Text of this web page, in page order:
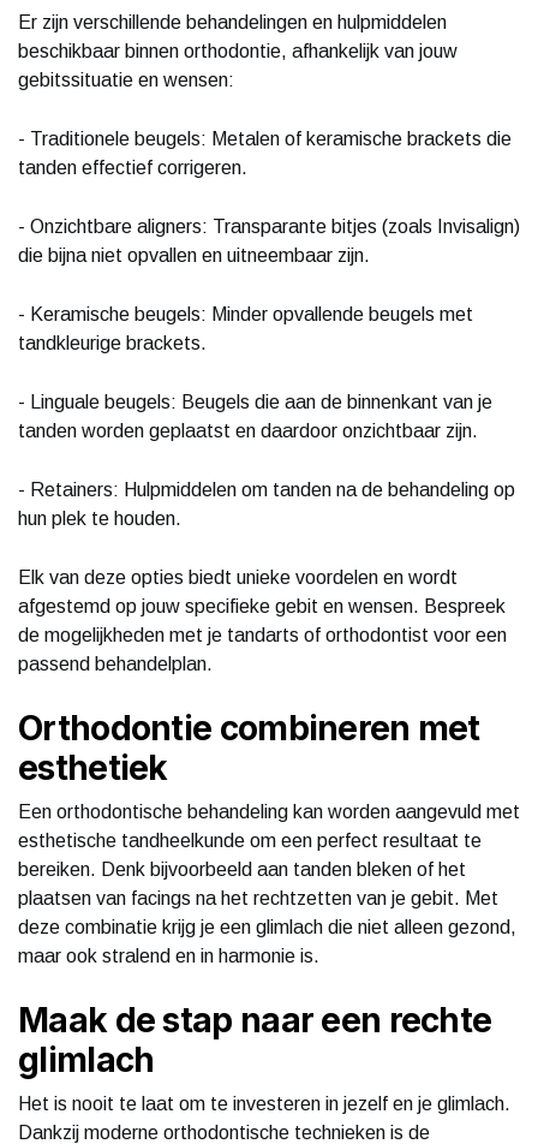
Er zijn verschillende behandelingen en hulpmiddelen
beschikbaar binnen orthodontie, afhankelijk van jouw
gebitssituatie en wensen:
- Traditionele beugels: Metalen of keramische brackets die
tanden effectief corrigeren.
- Onzichtbare aligners: Transparante bitjes (zoals Invisalign)
die bijna niet opvallen en uitneembaar zijn.
- Keramische beugels: Minder opvallende beugels met
tandkleurige brackets.
- Linguale beugels: Beugels die aan de binnenkant van je
tanden worden geplaatst en daardoor onzichtbaar zijn.
- Retainers: Hulpmiddelen om tanden na de behandeling op
hun plek te houden.
Elk van deze opties biedt unieke voordelen en wordt
afgestemd op jouw specifieke gebit en wensen. Bespreek
de mogelijkheden met je tandarts of orthodontist voor een
passend behandelplan.
Orthodontie combineren met
esthetiek
Een orthodontische behandeling kan worden aangevuld met
esthetische tandheelkunde om een perfect resultaat te
bereiken. Denk bijvoorbeeld aan tanden bleken of het
plaatsen van facings na het rechtzetten van je gebit. Met
deze combinatie krijg je een glimlach die niet alleen gezond,
maar ook stralend en in harmonie is.
Maak de stap naar een rechte
glimlach
Het is nooit te laat om te investeren in jezelf en je glimlach.
Dankzij moderne orthodontische technieken is de